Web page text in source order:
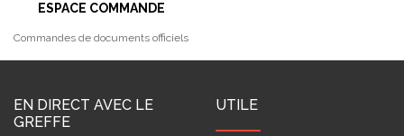
ESPACE COMMANDE
Commandes de documents officiels
EN DIRECT AVEC LE
GREFFE
UTILE